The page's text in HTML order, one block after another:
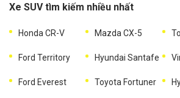
Xe SUV tìm kiếm nhiều nhất
Honda CR-V Mazda CX-5
Ford Territory Hyundai Santafe
Ford Everest Toyota Fortuner